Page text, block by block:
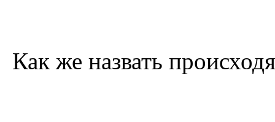
Как же назвать